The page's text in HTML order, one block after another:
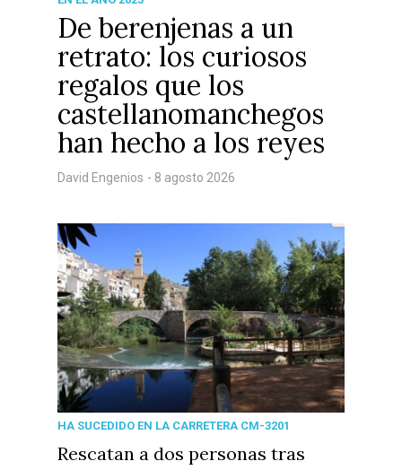
De berenjenas a un
retrato: los curiosos
regalos que los
castellanomanchegos
han hecho a los reyes
David Engenios - 8 agosto 2026
HA SUCEDIDO EN LA CARRETERA CM-3201
Rescatan a dos personas tras